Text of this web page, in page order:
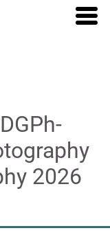
2026